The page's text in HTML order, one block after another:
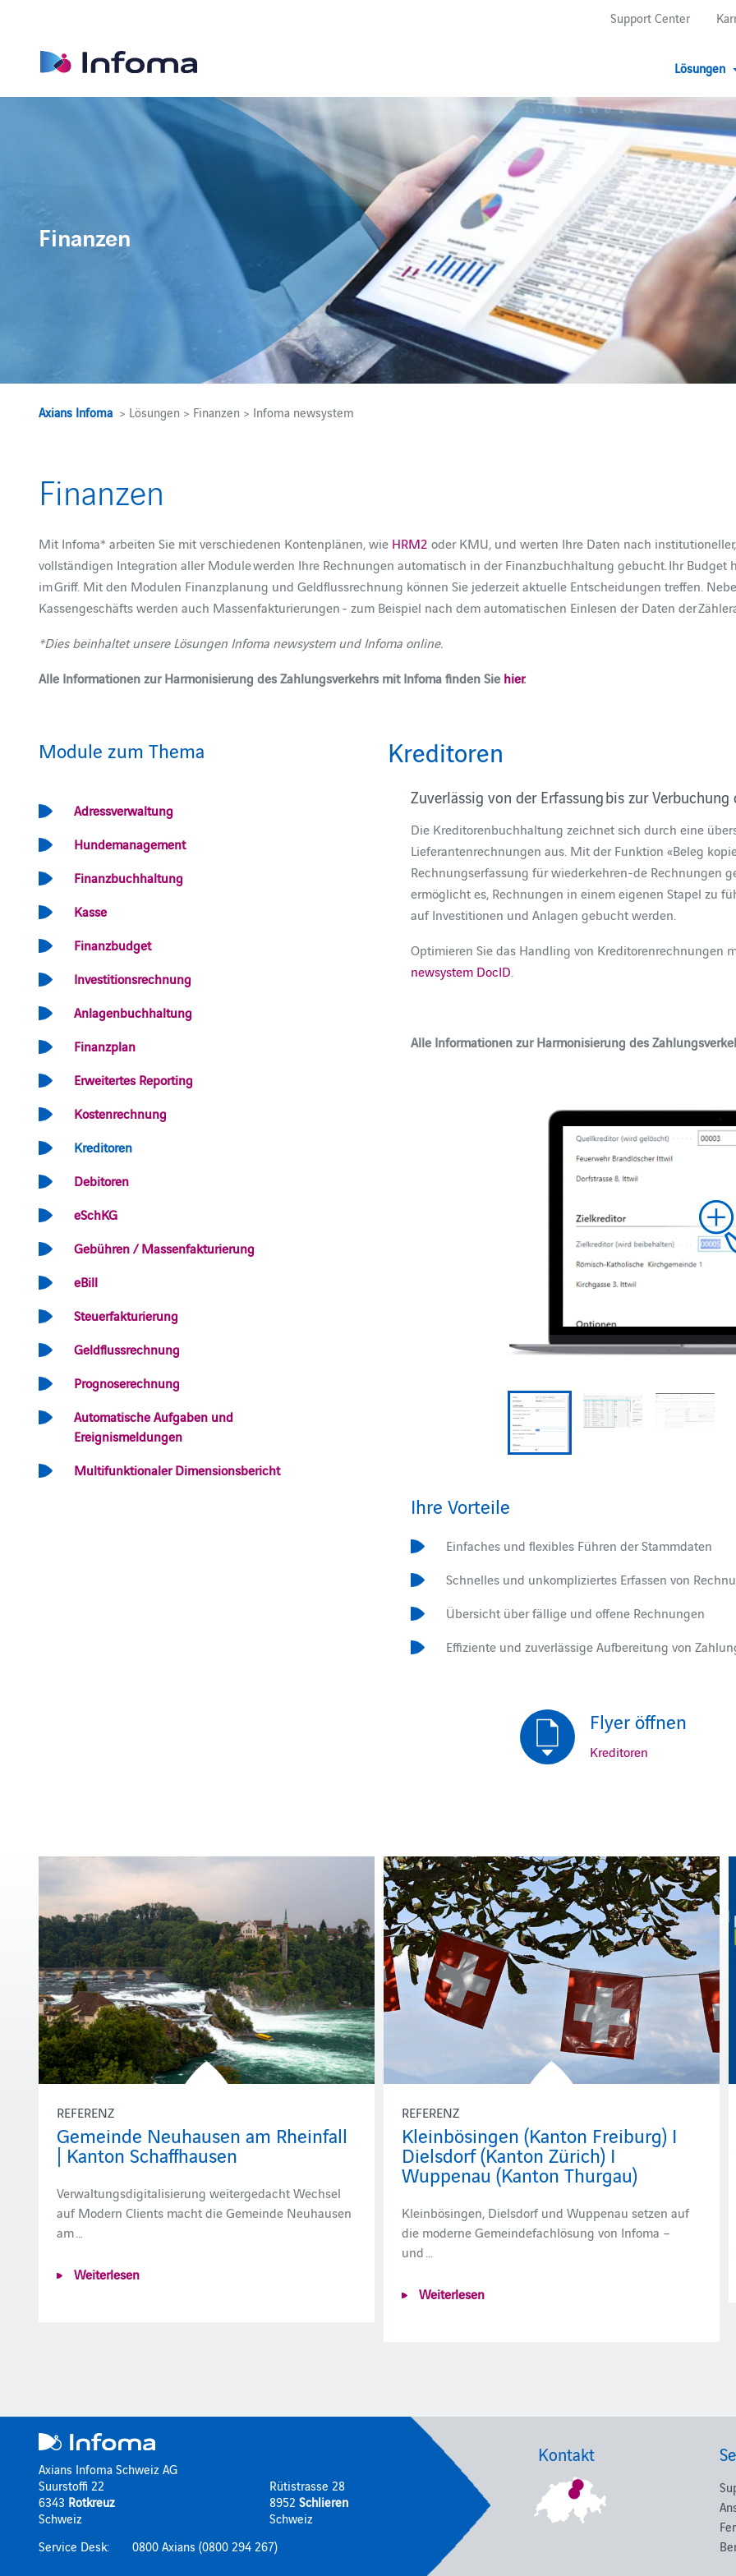
Support Center
Lösungen
Finanzen
Axians Infoma > Lösungen > Finanzen > Infoma newsystem
Finanzen
Mit Infoma* arbeiten Sie mit verschiedenen Kontenplänen, wie HRM2 oder KMU, und werten Ihre Daten nach
vollständigen Integration aller Module werden Ihre Rechnungen automatisch in der Finanzbuchhaltung gebucht. Ihr Budget
im Griff. Mit den Modulen Finanzplanung und Geldflussrechnung können Sie jederzeit aktuelle Entscheidungen treffen.
Kassengeschäfts werden auch Massenfakturierungen - zum Beispiel nach dem automatischen Einlesen der Daten der
*Dies beinhaltet unsere Lösungen Infoma newsystem und Infoma online.
Alle Informationen zur Harmonisierung des Zahlungsverkehrs mit Infoma finden Sie hier.
Module zum Thema
Adressverwaltung
Hundemanagement
Finanzbuchhaltung
Kasse
Finanzbudget
Investitionsrechnung
Anlagenbuchhaltung
Finanzplan
Erweitertes Reporting
Kostenrechnung
Kreditoren
Debitoren
eSchKG
Gebühren / Massenfakturierung
eBill
Steuerfakturierung
Geldflussrechnung
Prognoserechnung
Automatische Aufgaben und
Ereignismeldungen
Multifunktionaler Dimensionsbericht
Kreditoren
Zuverlässig von der Erfassung bis zur Verbuchung
Die Kreditorenbuchhaltung zeichnet sich durch eine
Lieferantenrechnungen aus. Mit der Funktion «Beleg
Rechnungserfassung für wiederkehren-de Rechnungen
ermöglicht es, Rechnungen in einem eigenen Stapel zu
auf Investitionen und Anlagen gebucht werden.
Optimieren Sie das Handling von Kreditorenrechnungen
newsystem DocID
Alle Informationen zur Harmonisierung des
Ihre Vorteile
Einfaches und flexibles Führen der Stammdaten
Schnelles und unkompliziertes Erfassen von
Übersicht über fällige und offene Rechnungen
Effiziente und zuverlässige Aufbereitung von
Flyer öffnen
Kreditoren
REFERENZ
Gemeinde Neuhausen am Rheinfall
| Kanton Schaffhausen
Verwaltungsdigitalisierung weitergedacht Wechsel
auf Modern Clients macht die Gemeinde Neuhausen
am …
Weiterlesen
REFERENZ
Kleinbösingen (Kanton Freiburg) I
Dielsdorf (Kanton Zürich) I
Wuppenau (Kanton Thurgau)
Kleinbösingen, Dielsdorf und Wuppenau setzen auf
die moderne Gemeindefachlösung von Infoma –
und …
Weiterlesen
Axians Infoma Schweiz AG
Suurstoffi 22
6343 Rotkreuz
Schweiz
Rütistrasse 28
8952 Schlieren
Schweiz
Service Desk:
0800 Axians (0800 294 267)
Kontakt